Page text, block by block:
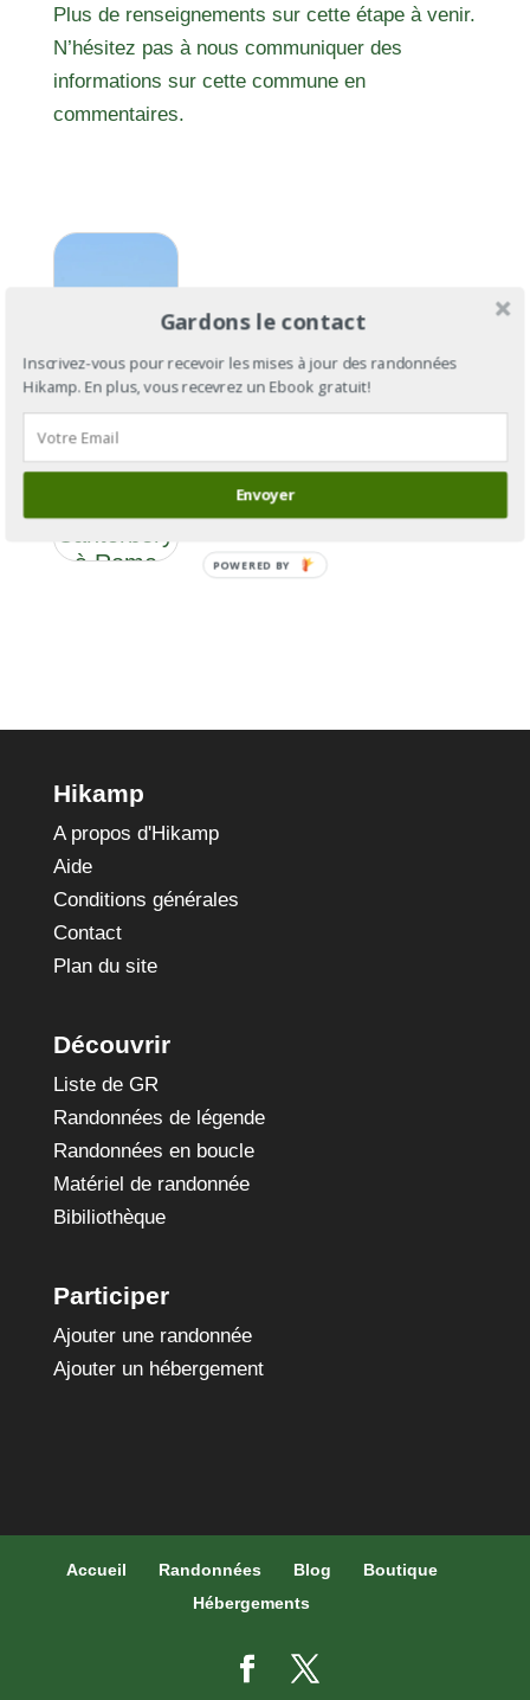
Plus de renseignements sur cette étape à venir.
N’hésitez pas à nous communiquer des
informations sur cette commune en
commentaires.
Via
Francigena
à Rome
Hikamp
A propos d'Hikamp
Aide
Conditions générales
Contact
Plan du site
Découvrir
Liste de GR
Randonnées de légende
Randonnées en boucle
Matériel de randonnée
Bibiliothèque
Participer
Ajouter une randonnée
Ajouter un hébergement
Accueil Randonnées Blog
Boutique
Hébergements
Gardons le contact
Inscrivez-vous pour recevoir les mises à jour des randonnées
Hikamp. En plus, vous recevrez un Ebook gratuit!
Envoyer
POWERED BY